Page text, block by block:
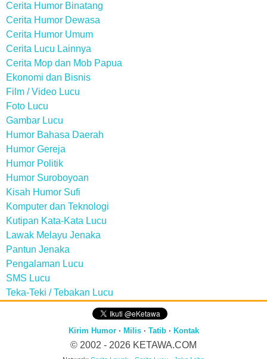
Cerita Humor Binatang
Cerita Humor Dewasa
Cerita Humor Umum
Cerita Lucu Lainnya
Cerita Mop dan Mob Papua
Ekonomi dan Bisnis
Film / Video Lucu
Foto Lucu
Gambar Lucu
Humor Bahasa Daerah
Humor Gereja
Humor Politik
Humor Suroboyoan
Kisah Humor Sufi
Komputer dan Teknologi
Kutipan Kata-Kata Lucu
Lawak Melayu Jenaka
Pantun Jenaka
Pengalaman Lucu
SMS Lucu
Teka-Teki / Tebakan Lucu
Kirim Humor· Milis· Tatib· Kontak
© 2002 - 2026 KETAWA.COM